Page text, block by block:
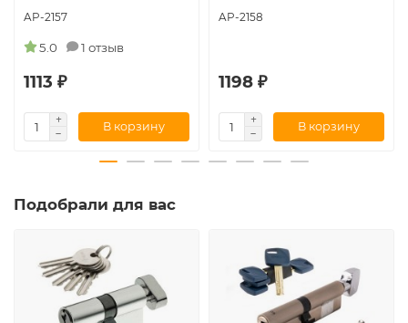
AP-2157
5.0 1 отзыв
1113 ₽
В корзину
AP-2158
1198 ₽
В корзину
Подобрали для вас